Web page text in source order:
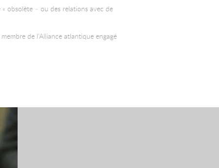
« obsolète – ou des relations avec de
de l’Alliance atlantique engagé